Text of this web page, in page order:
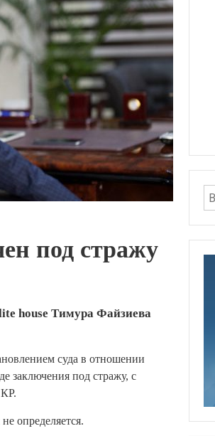
под стражу
house Тимура Файзиева
суда в отношении
заключения под стражу, с
определяется.